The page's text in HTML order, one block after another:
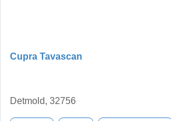
Cupra Tavascan
Detmold, 32756